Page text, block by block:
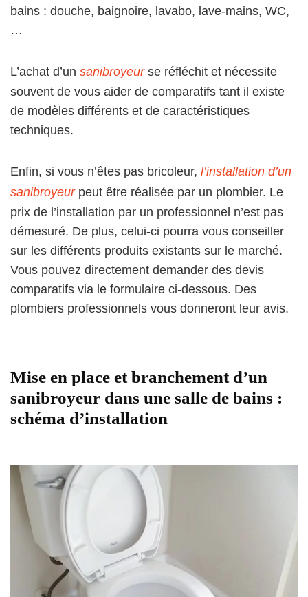
bains : douche, baignoire, lavabo, lave-mains, WC,
…
L’achat d’un sanibroyeurse réfléchit et nécessite
souvent de vous aider de comparatifs tant il existe
de modèles différents et de caractéristiques
techniques.
Enfin, si vous n’êtes pas bricoleur, l’installation d’un
sanibroyeurpeut être réalisée par un plombier. Le
prix de l’installation par un professionnel n’est pas
démesuré. De plus, celui-ci pourra vous conseiller
sur les différents produits existants sur le marché.
Vous pouvez directement demander des devis
comparatifs via le formulaire ci-dessous. Des
plombiers professionnels vous donneront leur avis.
Mise en place et branchement d’un
sanibroyeur dans une salle de bains :
schéma d’installation